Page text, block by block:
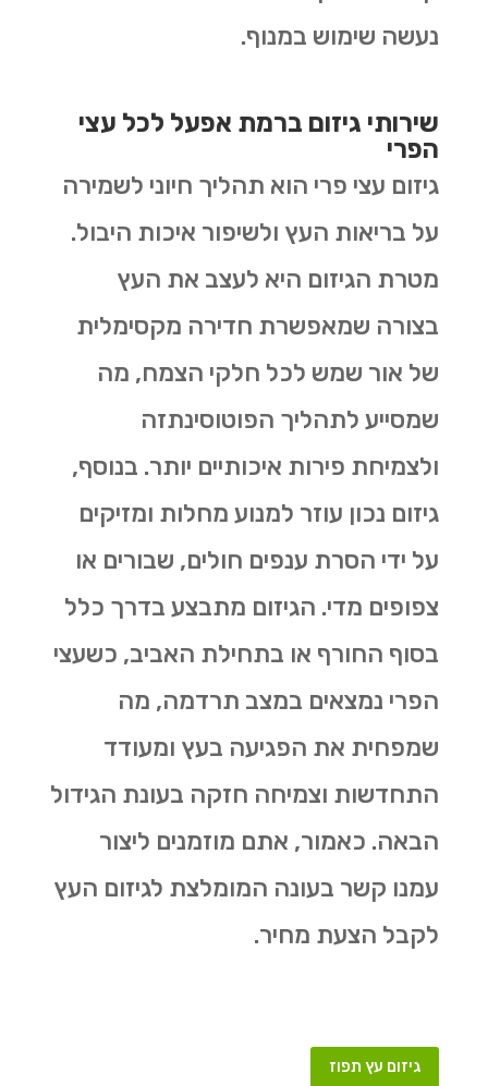
נעשה שימוש במנוף.
שירותי גיזום ברמת אפעל לכל עצי
הפרי
גיזום עצי פרי הוא תהליך חיוני לשמירה
על בריאות העץ ולשיפור איכות היבול.
מטרת הגיזום היא לעצב את העץ
בצורה שמאפשרת חדירה מקסימלית
של אור שמש לכל חלקי הצמח, מה
שמסייע לתהליך הפוטוסינתזה
ולצמיחת פירות איכותיים יותר. בנוסף,
גיזום נכון עוזר למנוע מחלות ומזיקים
על ידי הסרת ענפים חולים, שבורים או
צפופים מדי. הגיזום מתבצע בדרך כלל
בסוף החורף או בתחילת האביב, כשעצי
הפרי נמצאים במצב תרדמה, מה
שמפחית את הפגיעה בעץ ומעודד
התחדשות וצמיחה חזקה בעונת הגידול
הבאה. כאמור, אתם מוזמנים ליצור
עמנו קשר בעונה המומלצת לגיזום העץ
לקבל הצעת מחיר.
גיזום עץ תפוז